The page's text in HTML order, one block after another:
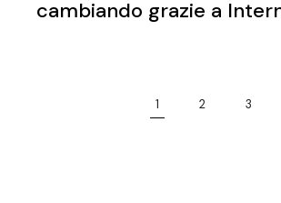
cambiando grazie a
1 2 3